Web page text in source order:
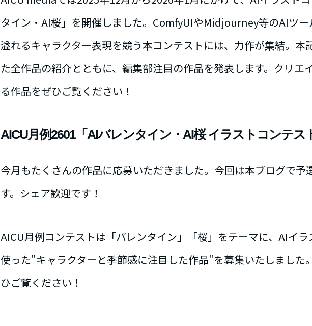
タイン・AI桜」を開催しました。ComfyUIやMidjourney等のAIツ
溢れるキャラクター表現を競う本コンテストには、力作が集結。本
た全作品の紹介とともに、編集部注目の作品を発表します。クリエ
る作品をぜひご覧ください！
AICU月例2601「AIバレンタイン・AI桜 イラストコンテス
今月もたくさんの作品に応募いただきました。今回は本ブログで予
す。シェア歓迎です！
AICU月例コンテストは「バレンタイン」「桜」をテーマに、AIイ
使った"キャラクターと季節感に注目した作品"を募集いたしました
ひご覧ください！